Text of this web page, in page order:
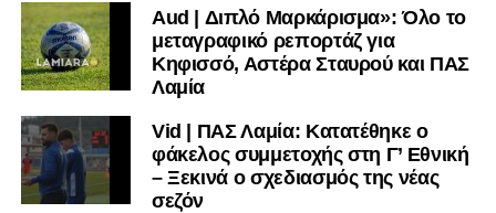
μαθαίνετε σε χρόνο dt όλα τα νέα.
Aud | Διπλό Μαρκάρισμα»: Όλο το
μεταγραφικό ρεπορτάζ για
Κηφισσό, Αστέρα Σταυρού και ΠΑΣ
Λαμία
Vid | ΠΑΣ Λαμία: Κατατέθηκε ο
φάκελος συμμετοχής στη Γ’ Εθνική
– Ξεκινά ο σχεδιασμός της νέας
σεζόν